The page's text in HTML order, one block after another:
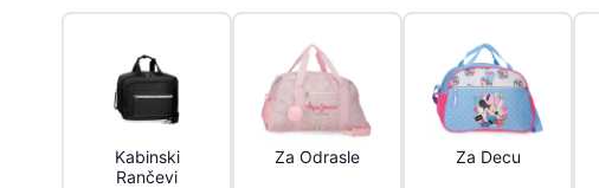
Kabinski
Rančevi
Za Odrasle Za Decu